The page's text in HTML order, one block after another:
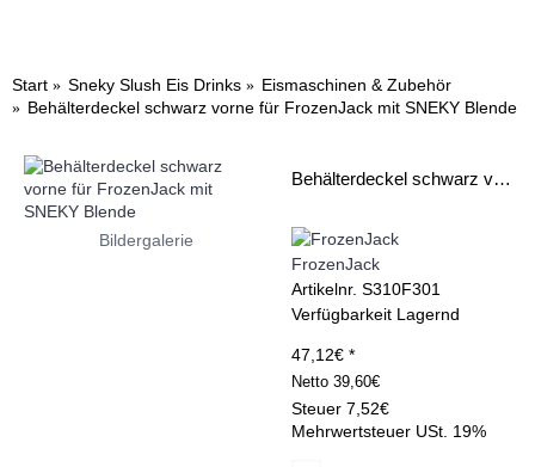
Start Sneky Slush Eis Drinks
Eismaschinen & Zubehör
Behälterdeckel schwarz vorne für FrozenJack mit SNEKY Blende
Bildergalerie
Behälterdeckel schwarz vorne für FrozenJack mit SNEKY Blende
FrozenJack
Artikelnr. S310F301
Verfügbarkeit Lagernd
47,12€ *
Netto 39,60€
Steuer 7,52€
Mehrwertsteuer USt. 19%